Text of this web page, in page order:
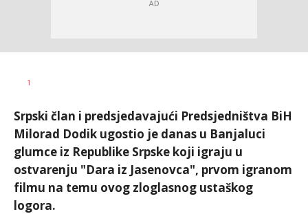
AUTOR
1
Srpski član i predsjedavajući Predsjedništva BiH
Milorad Dodik ugostio je danas u Banjaluci
glumce iz Republike Srpske koji igraju u
ostvarenju "Dara iz Jasenovca", prvom igranom
filmu na temu ovog zloglasnog ustaškog
logora.